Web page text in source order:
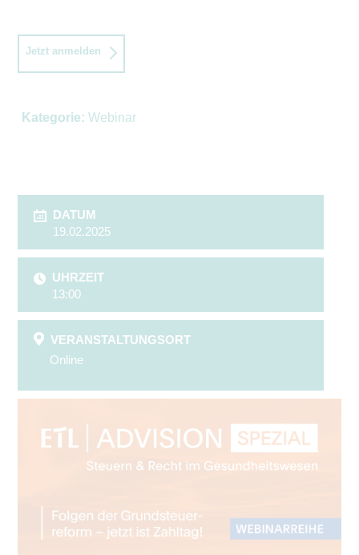
Jetzt anmelden
Kategorie: Webinar
DATUM
19.02.2025
UHRZEIT
13:00
VERANSTALTUNGSORT
Online